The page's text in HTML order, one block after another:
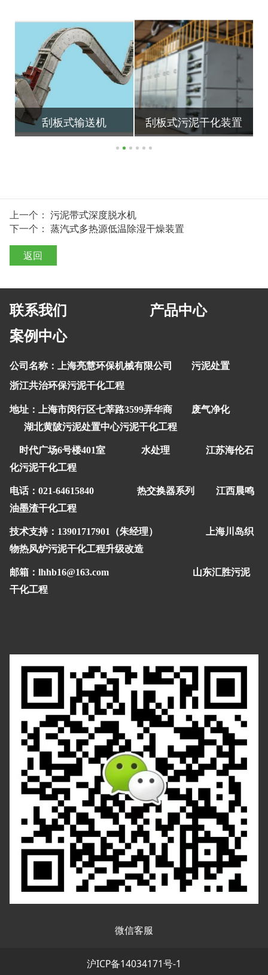
刮板式输送机 刮板式污泥干化装置
上一个： 污泥带式深度脱水机
下一个： 蒸汽式多热源低温除湿干燥装置
返回
联系我们 产品中心
案例中心
公司名称：上海亮慧环保机械有限公司 污泥处置
浙江共治环保污泥干化工程
地址：上海市闵行区七莘路3599弄华商
废气净化
湖北黄陂污泥处置中心污泥干化工程
时代广场6号楼401室 水处理
江苏海伦石
化污泥干化工程
电话：021-64615840 热交换器系列
江西晨鸣
油墨渣干化工程
技术支持： 13901717901（朱经理）
上海川岛织
物热风炉污泥干化工程升级改造
邮箱：lhhb16@163.com 山东汇胜污泥
干化工程
微信客服
沪ICP备14034171号-1